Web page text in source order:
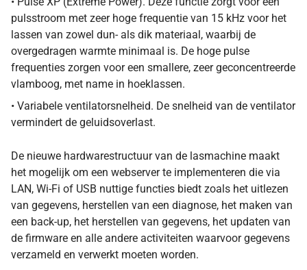
pulsstroom met zeer hoge frequentie van 15 kHz voor het
lassen van zowel dun- als dik materiaal, waarbij de
overgedragen warmte minimaal is. De hoge pulse
frequenties zorgen voor een smallere, zeer geconcentreerde
vlamboog, met name in hoeklassen.
• Variabele ventilatorsnelheid. De snelheid van de ventilator
vermindert de geluidsoverlast.
De nieuwe hardwarestructuur van de lasmachine maakt
het mogelijk om een webserver te implementeren die via
LAN, Wi-Fi of USB nuttige functies biedt zoals het uitlezen
van gegevens, herstellen van een diagnose, het maken van
een back-up, het herstellen van gegevens, het updaten van
de firmware en alle andere activiteiten waarvoor gegevens
verzameld en verwerkt moeten worden.